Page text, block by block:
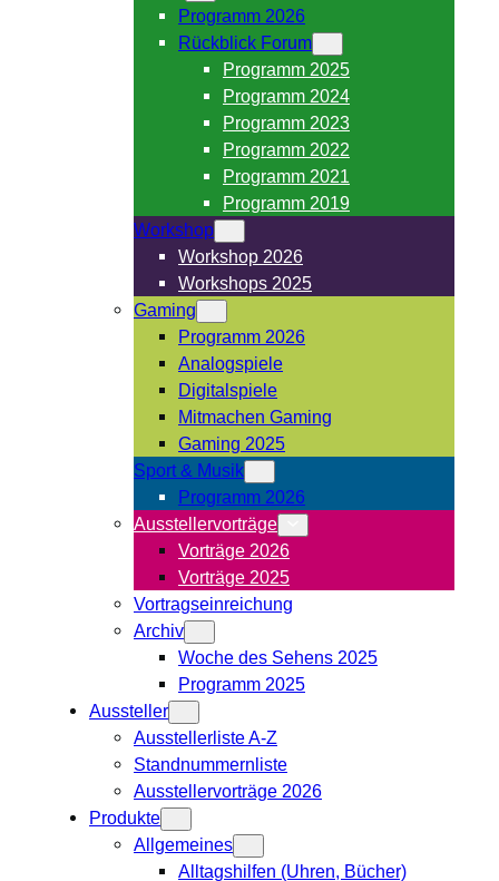
Programm 2026
Rückblick Forum
Programm 2025
Programm 2024
Programm 2023
Programm 2022
Programm 2021
Programm 2019
Workshop
Workshop 2026
Workshops 2025
Gaming
Programm 2026
Analogspiele
Digitalspiele
Mitmachen Gaming
Gaming 2025
Sport & Musik
Programm 2026
Ausstellervorträge
Vorträge 2026
Vorträge 2025
Vortragseinreichung
Archiv
Woche des Sehens 2025
Programm 2025
Aussteller
Ausstellerliste A-Z
Standnummernliste
Ausstellervorträge 2026
Produkte
Allgemeines
Alltagshilfen (Uhren, Bücher)